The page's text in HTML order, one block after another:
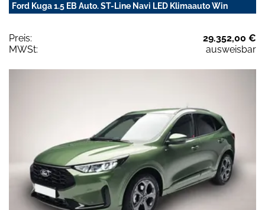
Ford Kuga 1.5 EB Auto. ST-Line Navi LED Klimaauto Win
Preis:
29.352,00 €
MWSt:
ausweisbar